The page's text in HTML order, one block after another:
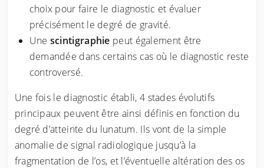
choix pour faire le diagnostic et évaluer
précisément le degré de gravité.
Une scintigraphie peut également être
demandée dans certains cas où le diagnostic reste
controversé.
Une fois le diagnostic établi, 4 stades évolutifs
principaux peuvent être ainsi définis en fonction du
degré d’atteinte du lunatum. Ils vont de la simple
anomalie de signal radiologique jusqu’à la
fragmentation de l’os, et l’éventuelle altération des os